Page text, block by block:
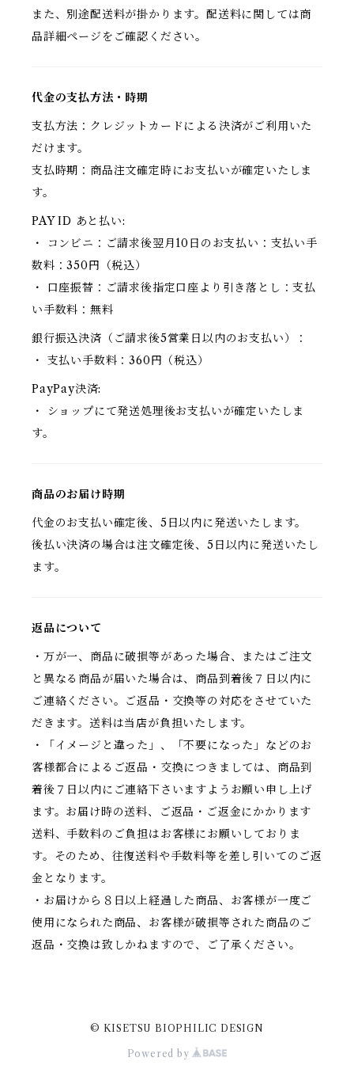
また、別途配送料が掛かります。配送料に関しては商
品詳細ページをご確認ください。
代金の支払方法・時期
支払方法：クレジットカードによる決済がご利用いた
だけます。
支払時期：商品注文確定時にお支払いが確定いたしま
す。
PAY ID あと払い:
・ コンビニ：ご請求後翌月10日のお支払い：支払い手
数料：350円（税込）
・ 口座振替：ご請求後指定口座より引き落とし：支払
い手数料：無料
銀行振込決済（ご請求後5営業日以内のお支払い）：
・ 支払い手数料：360円（税込）
PayPay決済:
・ ショップにて発送処理後お支払いが確定いたしま
す。
商品のお届け時期
代金のお支払い確定後、5日以内に発送いたします。
後払い決済の場合は注文確定後、5日以内に発送いたし
ます。
返品について
・万が一、商品に破損等があった場合、またはご注文
と異なる商品が届いた場合は、商品到着後７日以内に
ご連絡ください。ご返品・交換等の対応をさせていた
だきます。送料は当店が負担いたします。
・「イメージと違った」、「不要になった」などのお
客様都合によるご返品・交換につきましては、商品到
着後７日以内にご連絡下さいますようお願い申し上げ
ます。お届け時の送料、ご返品・ご返金にかかります
送料、手数料のご負担はお客様にお願いしておりま
す。そのため、往復送料や手数料等を差し引いてのご返
金となります。
・お届けから８日以上経過した商品、お客様が一度ご
使用になられた商品、お客様が破損等された商品のご
返品・交換は致しかねますので、ご了承ください。
© KISETSU BIOPHILIC DESIGN
Powered by